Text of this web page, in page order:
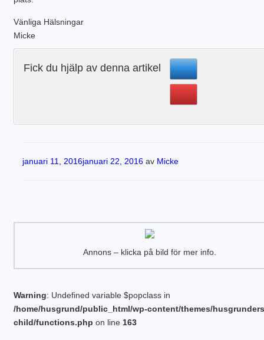
Vänliga Hälsningar
Micke
Fick du hjälp av denna artikel
Publicerat
januari 11, 2016januari 22, 2016 av Micke
Annons – klicka på bild för mer info.
Warning: Undefined variable $popclass in
/home/husgrund/public_html/wp-content/themes/
child/functions.php on line 163